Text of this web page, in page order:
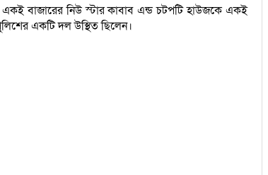
একই বাজারের নিউ স্টার কাবাব এন্ড চটপটি হাউজকে একই
একটি দল উস্থিত ছিলেন।